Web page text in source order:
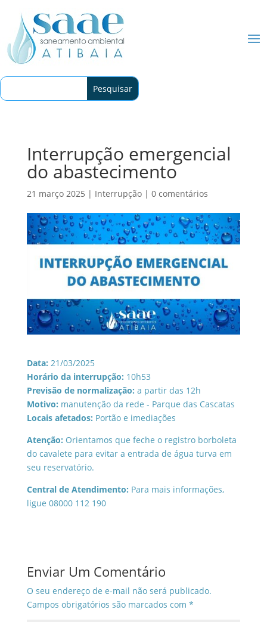
Interrupção emergencial
do abastecimento
21 março 2025 | Interrupção| 0 comentários
Data: 21/03/2025
Horário da interrupção: 10h53
Previsão de normalização: a partir das 12h
Motivo: manutenção da rede - Parque das Cascatas
Locais afetados: Portão e imediações
Atenção: Orientamos que feche o registro borboleta
do cavalete para evitar a entrada de água turva em
seu reservatório.
Central de Atendimento: Para mais informações,
ligue 08000 112 190
Enviar Um Comentário
O seu endereço de e-mail não será publicado.
Campos obrigatórios são marcados com *